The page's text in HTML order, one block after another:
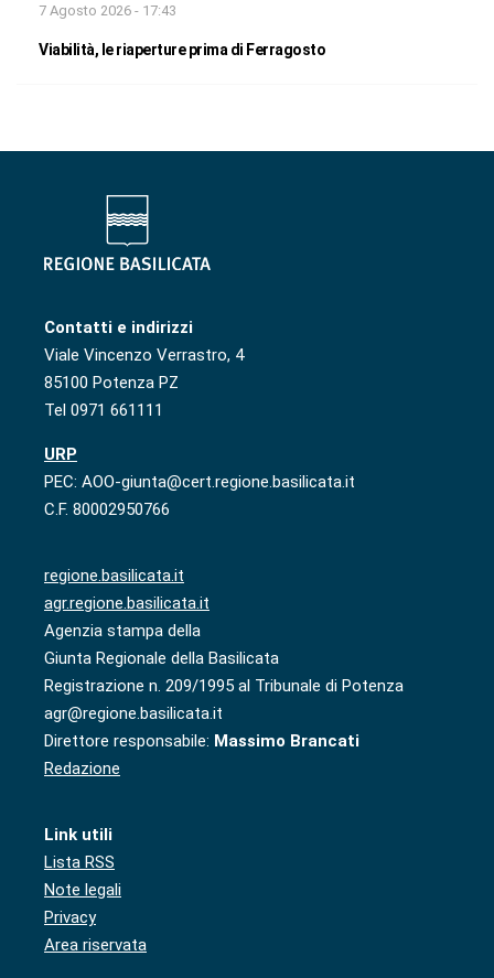
7 Agosto 2026 - 17:43
Viabilità, le riaperture prima di Ferragosto
Contatti e indirizzi
Viale Vincenzo Verrastro, 4
85100 Potenza PZ
Tel 0971 661111
URP
PEC: AOO-giunta@cert.regione.basilicata.it
C.F. 80002950766
regione.basilicata.it
agr.regione.basilicata.it
Agenzia stampa della
Giunta Regionale della Basilicata
Registrazione n. 209/1995 al Tribunale di Potenza
agr@regione.basilicata.it
Direttore responsabile: Massimo Brancati
Redazione
Link utili
Lista RSS
Note legali
Privacy
Area riservata